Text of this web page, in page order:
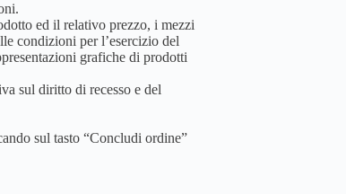
ed il relativo prezzo, i mezzi
condizioni per l’esercizio del
grafiche di prodotti
sul diritto di recesso e del
sul tasto “Concludi ordine”